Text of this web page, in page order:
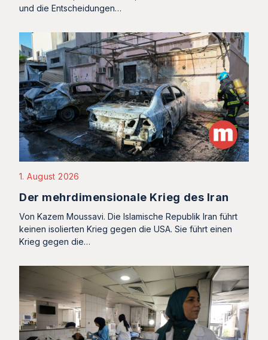
und die Entscheidungen…
1. August 2026
Der mehrdimensionale Krieg des Iran
Von Kazem Moussavi. Die Islamische Republik Iran führt
keinen isolierten Krieg gegen die USA. Sie führt einen
Krieg gegen die…